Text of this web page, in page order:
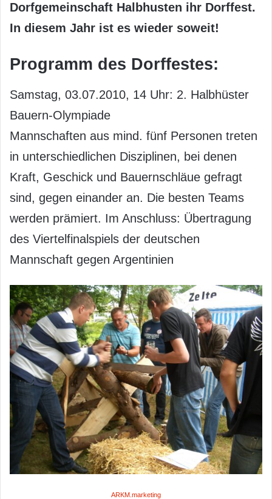
Dorfgemeinschaft Halbhusten ihr Dorffest.
In diesem Jahr ist es wieder soweit!
Programm des Dorffestes:
Samstag, 03.07.2010, 14 Uhr: 2. Halbhüster
Bauern-Olympiade
Mannschaften aus mind. fünf Personen treten
in unterschiedlichen Disziplinen, bei denen
Kraft, Geschick und Bauernschläue gefragt
sind, gegen einander an. Die besten Teams
werden prämiert. Im Anschluss: Übertragung
des Viertelfinalspiels der deutschen
Mannschaft gegen Argentinien
ARKM.marketing